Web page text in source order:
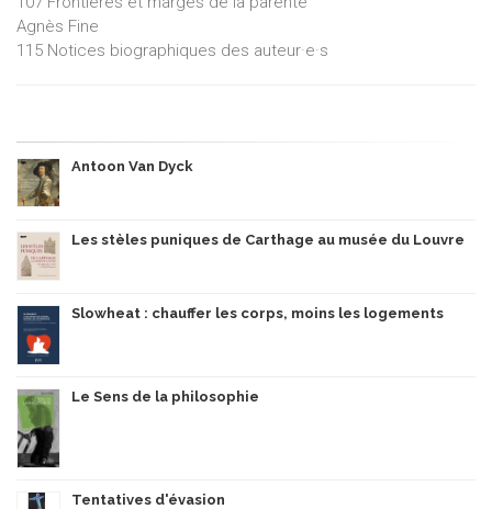
Agnès Fine
115 Notices biographiques des auteur·e·s
Antoon Van Dyck
Les stèles puniques de Carthage au musée du Louvre
Slowheat : chauffer les corps, moins les logements
Le Sens de la philosophie
Tentatives d'évasion